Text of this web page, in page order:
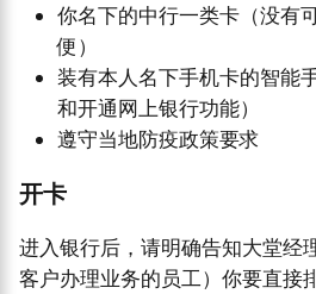
你名下的中行一类卡（没有
便）
装有本人名下手机卡的智能
和开通网上银行功能）
遵守当地防疫政策要求
开卡
进入银行后，请明确告知大堂经
客户办理业务的员工）你要直接